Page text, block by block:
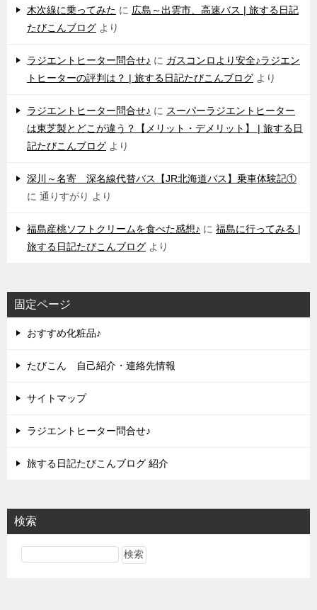
木次線に乗ってみた に 広島～出雲市、高速バス | 旅する日記
たびこんブログ より
ラジエントヒーター問合せ♪ に ガスコンロより安全♪ラジエン
トヒーターの評判は？ | 旅する日記たびこんブログ より
ラジエントヒーター問合せ♪ に スーパーラジエントヒーター
は東芝製とどこが違う？【メリット・デメリット】 | 旅する日
記たびこんブログ より
深川～名寄 深名線代替バス【JR北海道バス】乗車体験記①
に 通りすがり より
福島産桃ソフトクリームを食べた感想♪ に 福島に行ってみる |
旅する日記たびこんブログ より
固定ページ
おすすめ化粧品♪
たびこん 自己紹介・連絡先情報
サイトマップ
ラジエントヒーター問合せ♪
旅する日記たびこんブログ 紹介
検索